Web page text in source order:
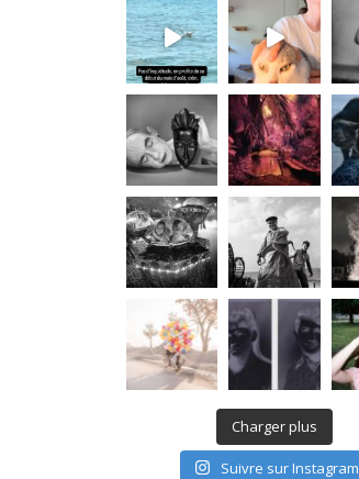
Charger plus
Suivre sur Instagram